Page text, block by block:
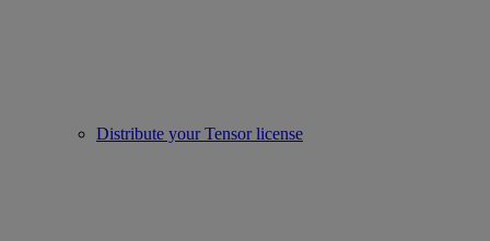
Distribute your Tensor license